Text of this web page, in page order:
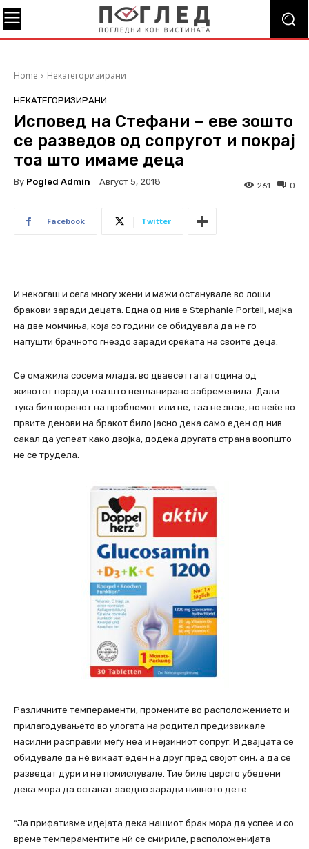
Home Некатегоризирани
НЕКАТЕГОРИЗИРАНИ
Исповед на Стефани – еве зошто
се разведов од сопругот и покрај
тоа што имаме деца
By Pogled Admin Август 5, 2018 0
261
Facebook Twitter
И некогаш и сега многу жени и мажи останувале во лоши
бракови заради децата. Една од нив е Stephanie Portell, мајка
на две момчиња, која со години се обидувала да не го
напушти брачното гнездо заради среќата на своите деца.
Се омажила сосема млада, во дваесеттата година од
животот поради тоа што непланирано забременила. Дали
тука бил коренот на проблемот или не, таа не знае, но веќе во
првите денови на бракот било јасно дека само еден од нив
сакал да успеат како двојка, додека другата страна воопшто
не се трудела.
Различните темпераменти, промените во расположението и
прилагодувањето во улогата на родител предизвикале
насилни расправии меѓу неа и нејзиниот сопруг. И двајцата се
обидувале да нè викаат еден на друг пред својот син, а да се
разведат дури и не помислувале. Тие биле цврсто убедени
дека мора да останат заедно заради нивното дете.
“Ја прифативме идејата дека нашиот брак мора да успее и со
време темпераментите нѝ се смириле, расположенијата